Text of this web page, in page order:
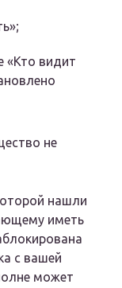
«Кто видит
не
нашли
иметь
с вашей
может